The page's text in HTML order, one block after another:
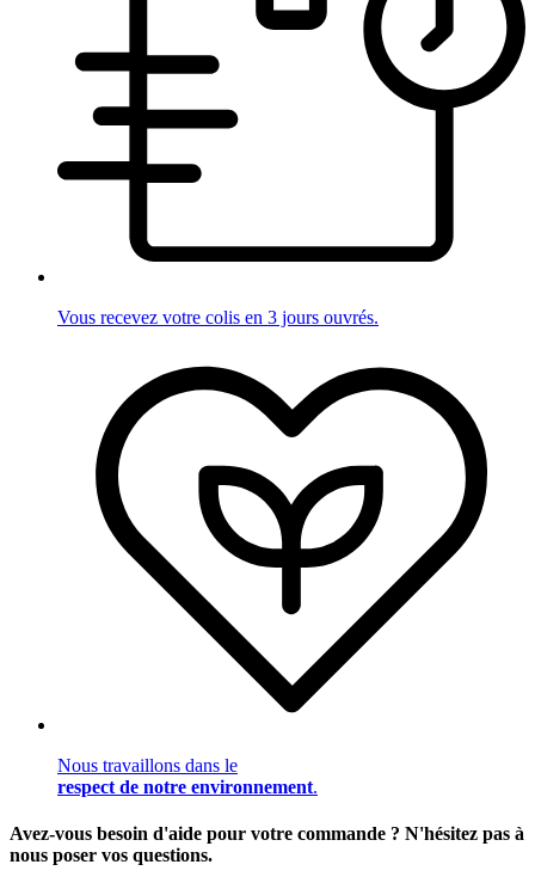
Vous recevez votre colis en 3 jours ouvrés.
Nous travaillons dans le
respect de notre environnement.
Avez-vous besoin d'aide pour votre commande ? N'hésitez pas à
nous poser vos questions.